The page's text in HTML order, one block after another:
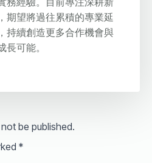
期望將過往累積的專業延
持續創造更多合作機會與
長可能。
be published.
*